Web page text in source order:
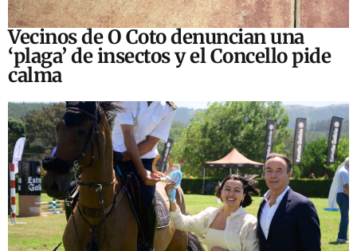
Vecinos de O Coto denuncian una
‘plaga’ de insectos y el Concello pide
calma